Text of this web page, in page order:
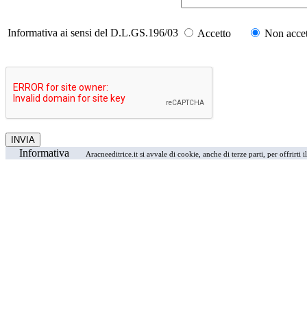
Informativa ai sensi del D.L.GS.196/03 Accetto Non
Informativa Aracneeditrice.it si avvale di cookie, anche di terze parti, per